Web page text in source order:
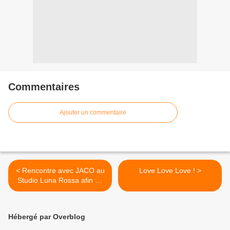
Commentaires
Ajouter un commentaire
< Rencontre avec JACO au
Studio Luna Rossa afin de
vous présenter son très
Love Love Love ! >
Hébergé par Overblog